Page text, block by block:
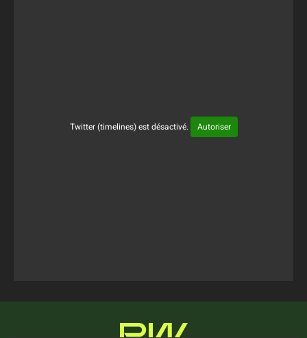
Twitter (timelines) est désactivé. Autoriser